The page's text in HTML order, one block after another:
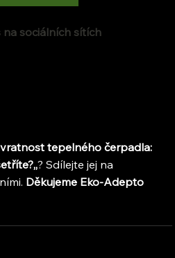
na sociálních sítích
tepelného čerpadla:
,,? Sdílejte jej na
Děkujeme Eko-Adepto